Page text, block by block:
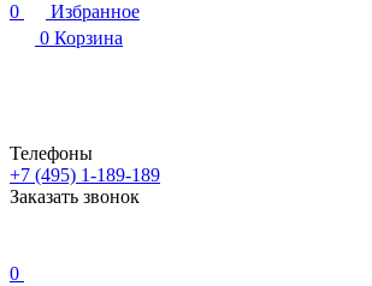
0
Избранное
0 Корзина
Телефоны
+7 (495) 1-189-189
Заказать звонок
0